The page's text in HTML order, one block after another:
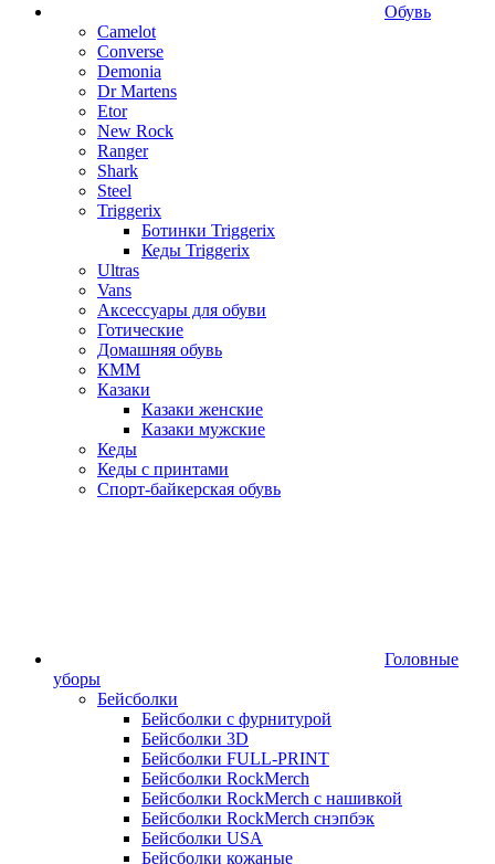
Обувь
Camelot
Converse
Demonia
Dr Martens
Etor
New Rock
Ranger
Shark
Steel
Triggerix
Ботинки Triggerix
Кеды Triggerix
Ultras
Vans
Аксессуары для обуви
Готические
Домашняя обувь
КММ
Казаки
Казаки женские
Казаки мужские
Кеды
Кеды с принтами
Спорт-байкерская обувь
Головные
уборы
Бейсболки
Бейсболки с фурнитурой
Бейсболки 3D
Бейсболки FULL-PRINT
Бейсболки RockMerch
Бейсболки RockMerch с нашивкой
Бейсболки RockMerch снэпбэк
Бейсболки USA
Бейсболки кожаные